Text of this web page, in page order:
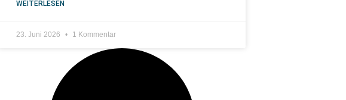
WEITERLESEN
23. Juni 2026 1 Kommentar